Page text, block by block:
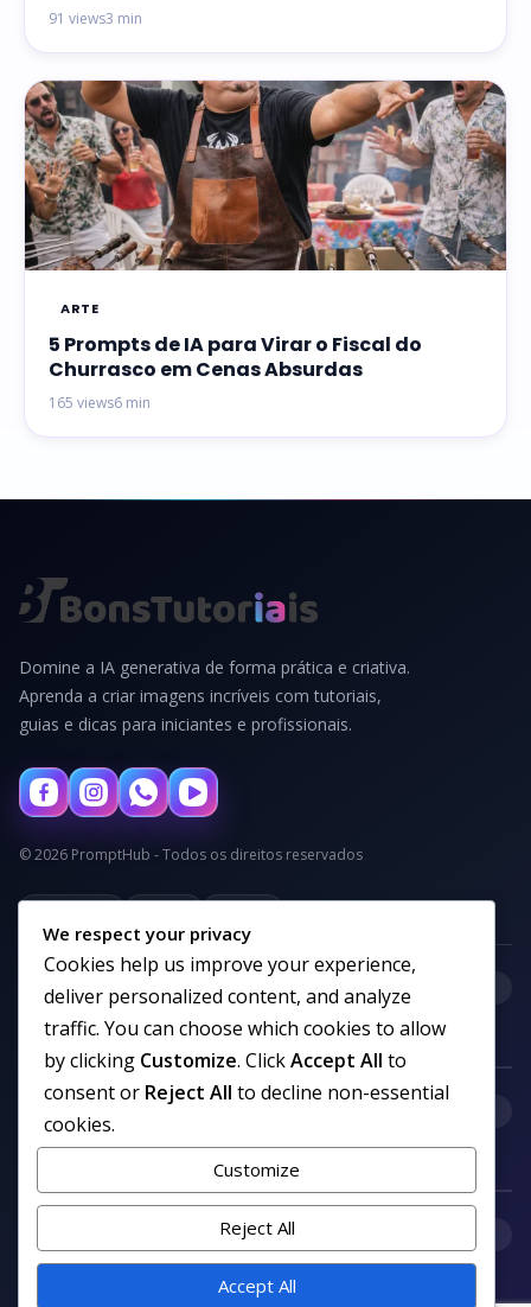
91 views3 min
ARTE
5 Prompts de IA para Virar o Fiscal do
Churrasco em Cenas Absurdas
165 views6 min
Domine a IA generativa de forma prática e criativa.
Aprenda a criar imagens incríveis com tutoriais,
guias e dicas para iniciantes e profissionais.
© 2026 PromptHub - Todos os direitos reservados
Categorias
We respect your privacy
Cookies help us improve your experience,
deliver personalized content, and analyze
traffic. You can choose which cookies to allow
by clicking Customize. ClickAccept All to
consent or Reject All to decline non-essential
cookies.
Customize
Reject All
Accept All